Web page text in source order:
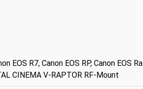
EOS R7, Canon EOS RP, Canon EOS Ra
CINEMA V-RAPTOR RF-Mount